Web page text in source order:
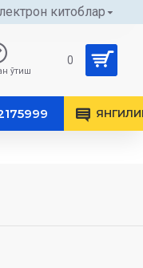
китоблар
ўтиш
0